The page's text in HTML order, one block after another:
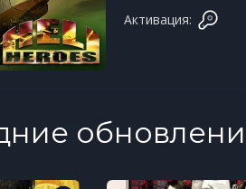
Активация: